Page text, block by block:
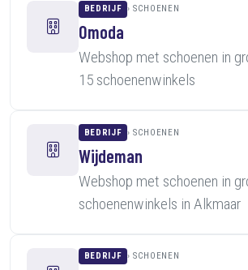
BEDRIJF SCHOENEN
Omoda
Webshop met schoenen in
15 schoenenwinkels
BEDRIJF SCHOENEN
Wijdeman
Webshop met schoenen in
schoenenwinkels in Alkmaar
BEDRIJF SCHOENEN